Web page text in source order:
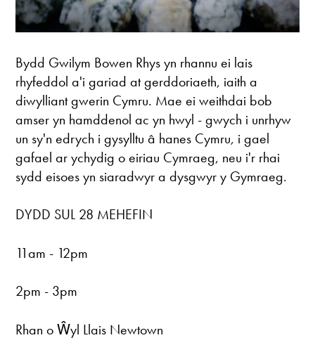
Bydd Gwilym Bowen Rhys yn rhannu ei lais
rhyfeddol a'i gariad at gerddoriaeth, iaith a
diwylliant gwerin Cymru. Mae ei weithdai bob
amser yn hamddenol ac yn hwyl - gwych i unrhyw
un sy'n edrych i gysylltu â hanes Cymru, i gael
gafael ar ychydig o eiriau Cymraeg, neu i'r rhai
sydd eisoes yn siaradwyr a dysgwyr y Gymraeg.
DYDD SUL 28 MEHEFIN
11am - 12pm
2pm - 3pm
Rhan o Ŵyl Llais Newtown